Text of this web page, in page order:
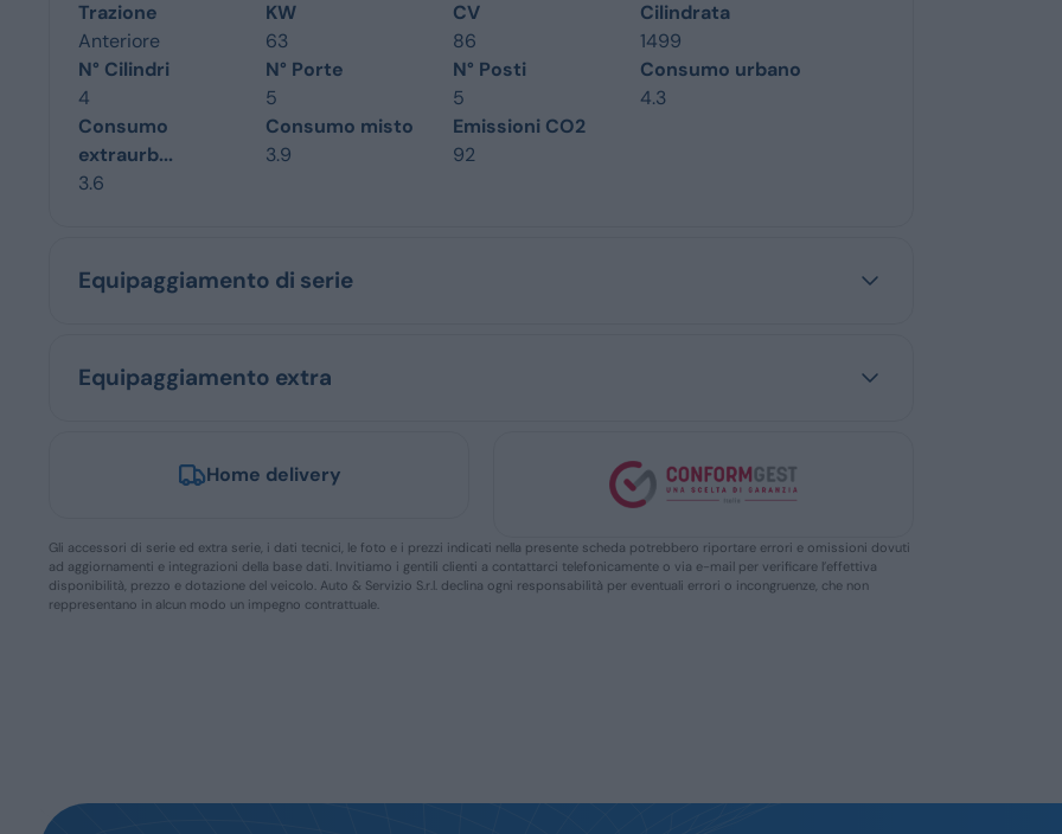
Trazione
Anteriore
KW
63
CV
86
Cilindrata
1499
N° Cilindri
4
N° Porte
5
N° Posti
5
Consumo urbano
4.3
Consumo
extraurb...
3.6
Consumo misto
3.9
Emissioni CO2
92
Equipaggiamento di serie
Equipaggiamento extra
Home delivery
Gli accessori di serie ed extra serie, i dati tecnici, le foto e i prezzi indicati nella presente scheda potrebbero riportare errori e omissioni dovuti
ad aggiornamenti e integrazioni della base dati. Invitiamo i gentili clienti a contattarci telefonicamente o via e-mail per verificare l’effettiva
disponibilità, prezzo e dotazione del veicolo. Auto & Servizio S.r.l. declina ogni responsabilità per eventuali errori o incongruenze, che non
reppresentano in alcun modo un impegno contrattuale.